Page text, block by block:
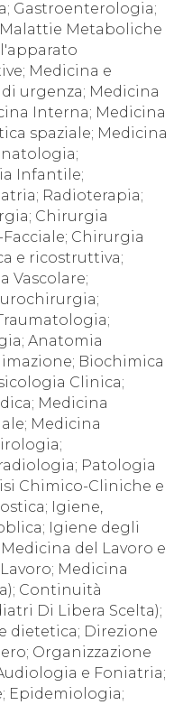
Gastroenterologia;
Metaboliche
Medicina e
urgenza; Medicina
Interna; Medicina
spaziale; Medicina
Infantile;
Radioterapia;
Chirurgia
Chirurgia
e ricostruttiva;
Vascolare;
Anatomia
Biochimica
Clinica;
Medicina
Medicina
Patologia
Chimico-Cliniche e
Igiene,
Igiene degli
del Lavoro e
Medicina
Continuità
Di Libera Scelta);
dietetica; Direzione
Organizzazione
e Foniatria;
Epidemiologia;